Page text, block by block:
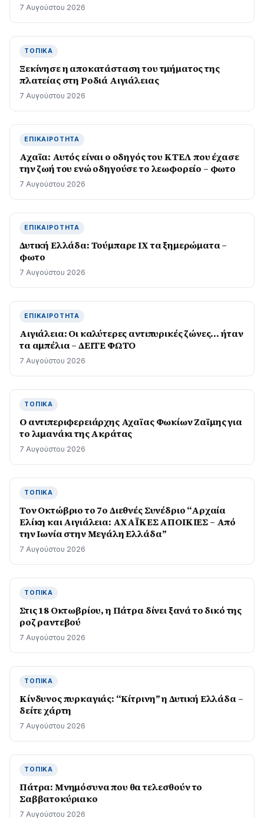
7 Αυγούστου 2026
ΤΟΠΙΚΆ
Ξεκίνησε η αποκατάσταση του τμήματος της
πλατείας στη Ροδιά Αιγιάλειας
7 Αυγούστου 2026
ΕΠΙΚΑΙΡΌΤΗΤΑ
Αχαϊα: Αυτός είναι ο οδηγός του ΚΤΕΛ που έχασε
την ζωή του ενώ οδηγούσε το λεωφορείο – φωτο
7 Αυγούστου 2026
ΕΠΙΚΑΙΡΌΤΗΤΑ
Δυτική Ελλάδα: Τούμπαρε ΙΧ τα ξημερώματα –
φωτο
7 Αυγούστου 2026
ΕΠΙΚΑΙΡΌΤΗΤΑ
Αιγιάλεια: Οι καλύτερες αντιπυρικές ζώνες… ήταν
τα αμπέλια – ΔΕΙΤΕ ΦΩΤΟ
7 Αυγούστου 2026
ΤΟΠΙΚΆ
O αντιπεριφερειάρχης Αχαϊας Φωκίων Ζαϊμης για
το λιμανάκι της Ακράτας
7 Αυγούστου 2026
ΤΟΠΙΚΆ
Τον Οκτώβριο το 7ο Διεθνές Συνέδριο “Αρχαία
Ελίκη και Αιγιάλεια: ΑΧΑΪΚΕΣ ΑΠΟΙΚΙΕΣ – Από
την Ιωνία στην Μεγάλη Ελλάδα”
7 Αυγούστου 2026
ΤΟΠΙΚΆ
Στις 18 Οκτωβρίου, η Πάτρα δίνει ξανά το δικό της
ροζ ραντεβού
7 Αυγούστου 2026
ΤΟΠΙΚΆ
Kίνδυνος πυρκαγιάς: “Κίτρινη” η Δυτική Ελλάδα –
δείτε χάρτη
7 Αυγούστου 2026
ΤΟΠΙΚΆ
Πάτρα: Μνημόσυνα που θα τελεσθούν το
Σαββατοκύριακο
7 Αυγούστου 2026